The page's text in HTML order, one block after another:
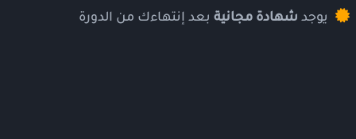
يوجد شهادة مجانية بعد إنتهاءك من الدورة